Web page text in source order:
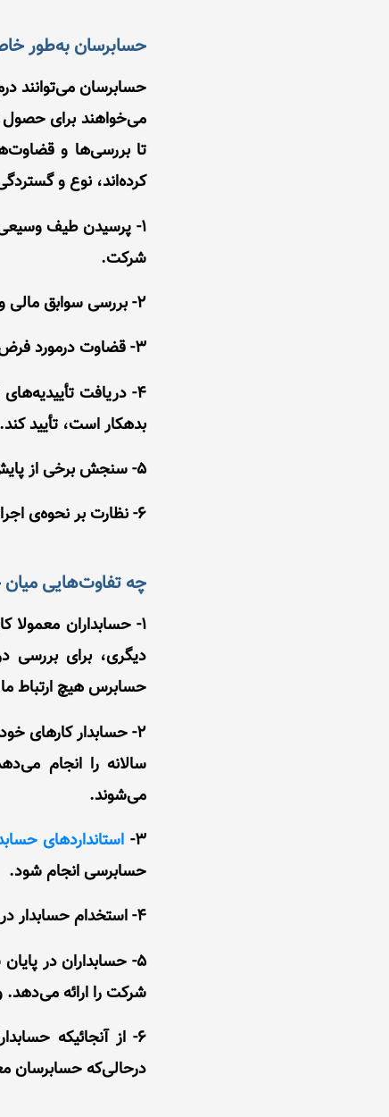
حسابرسان به‌طور
حسابرسان می‌توانند
می‌خواهند برای حصول
تا بررسی‌ها و
کرده‌اند، نوع و
1- پرسیدن طیف
شرکت.
2- بررسی سوابق مالی و حسابداری و سایر اسناد و اقلام ملموس مانند کارخانه و تجهیزات.
3- قضاوت درمورد فرض‌ها یا برآوردهای مهمی که مدیریت در زمان تهیه‌ی گزارش مالی انجام داده است.
4- دریافت
بدهکار است، تأیید کند.
5- سنجش برخی از پایش‌های درونی سازمان؛
6- نظارت بر نحوه‌ی اجرای بعضی از فرایندها (مانند انبارگردانی).
چه تفاوت‌هایی
1- حسابداران
دیگری، برای بررسی
حسابرس هیچ ارتباط
2- حسابدار کارهای
سالانه را انجام
می‌شوند.
3- استانداردهای
حسابرسی انجام شود.
4- استخدام حسابدار در شرکت ضروری است ولی استخدام حسابرس، گزینه‌ای اختیاری است.
5- حسابداران در
شرکت را ارائه
6- از آنجائیکه
درحالی‌که حسابرسان